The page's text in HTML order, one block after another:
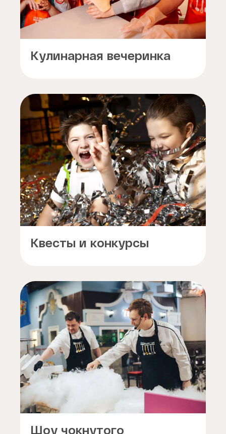
Кулинарная вечеринка
Квесты и конкурсы
Шоу чокнутого